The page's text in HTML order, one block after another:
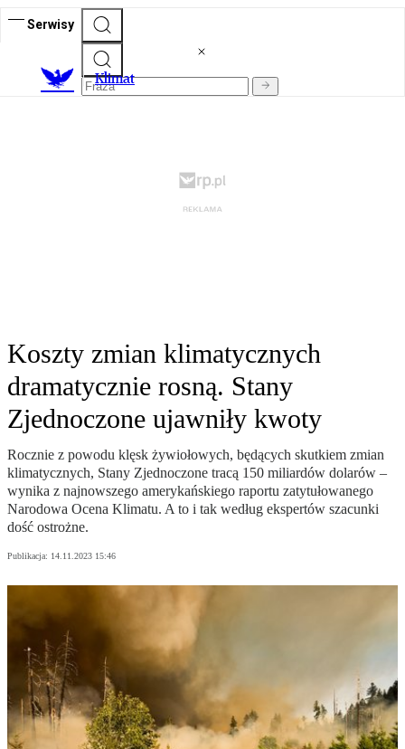
Serwisy
Klimat
Koszty zmian klimatycznych
dramatycznie rosną. Stany
Zjednoczone ujawniły kwoty
Rocznie z powodu klęsk żywiołowych, będących skutkiem zmian
klimatycznych, Stany Zjednoczone tracą 150 miliardów dolarów –
wynika z najnowszego amerykańskiego raportu zatytułowanego
Narodowa Ocena Klimatu. A to i tak według ekspertów szacunki
dość ostrożne.
Publikacja: 14.11.2023 15:46